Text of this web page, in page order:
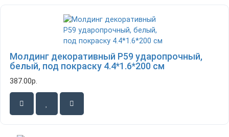
Молдинг декоративный P59 ударопрочный,
белый, под покраску 4.4*1.6*200 см
387.00р.